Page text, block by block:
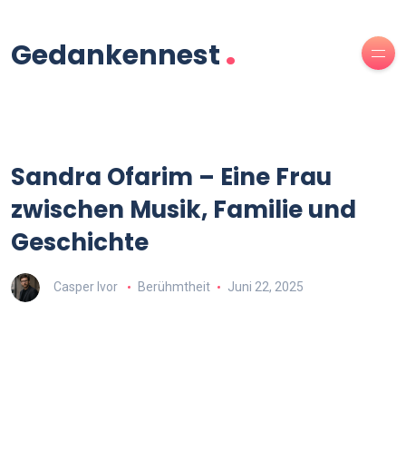
Gedankennest.
Sandra Ofarim – Eine Frau
zwischen Musik, Familie und
Geschichte
Casper Ivor Berühmtheit Juni 22, 2025